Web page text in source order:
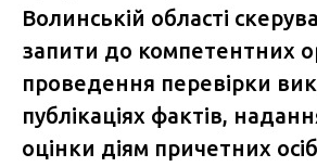
Волинській області
запити до компетентних
проведення перевірки
публікаціях фактів,
оцінки діям причетних